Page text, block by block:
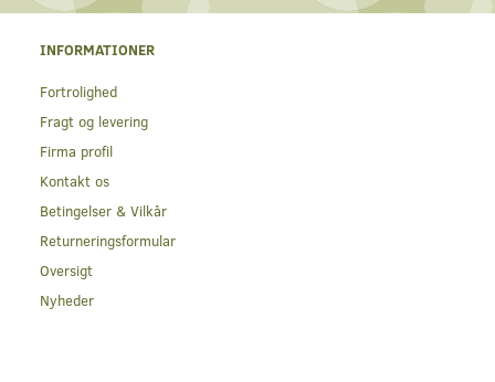
INFORMATIONER
Fortrolighed
Fragt og levering
Firma profil
Kontakt os
Betingelser & Vilkår
Returneringsformular
Oversigt
Nyheder